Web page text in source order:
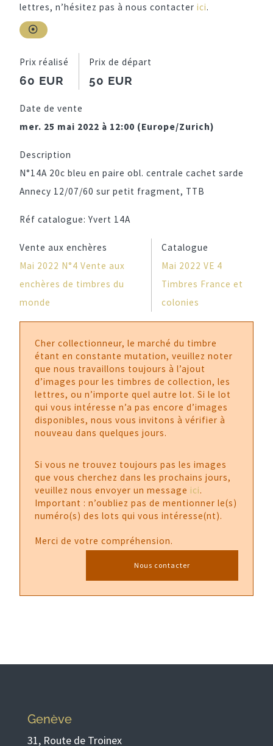
lettres, n’hésitez pas à nous contacter ici.
Prix réalisé
60 EUR
Prix de départ
50 EUR
Date de vente
mer. 25 mai 2022 à 12:00 (Europe/Zurich)
Description
N°14A 20c bleu en paire obl. centrale cachet sarde
Annecy 12/07/60 sur petit fragment, TTB
Réf catalogue: Yvert 14A
Vente aux enchères
Mai 2022 N°4 Vente aux
enchères de timbres du
monde
Catalogue
Mai 2022 VE 4
Timbres France et
colonies
Cher collectionneur, le marché du timbre
étant en constante mutation, veuillez noter
que nous travaillons toujours à l’ajout
d’images pour les timbres de collection, les
lettres, ou n’importe quel autre lot. Si le lot
qui vous intéresse n’a pas encore d’images
disponibles, nous vous invitons à vérifier à
nouveau dans quelques jours.
Si vous ne trouvez toujours pas les images
que vous cherchez dans les prochains jours,
veuillez nous envoyer un message ici.
Important : n’oubliez pas de mentionner le(s)
numéro(s) des lots qui vous intéresse(nt).
Merci de votre compréhension.
Nous contacter
Genève
31, Route de Troinex